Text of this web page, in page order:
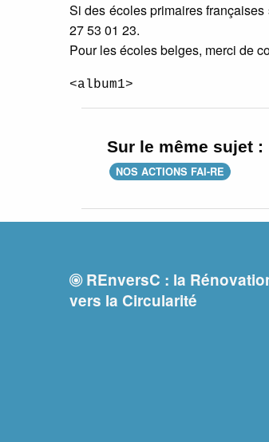
Si des écoles primaires françaises
27 53 01 23.
Pour les écoles belges, merci de
<album1>
Sur le même sujet :
NOS ACTIONS FAI-RE
REnversC : la
vers la Circularité